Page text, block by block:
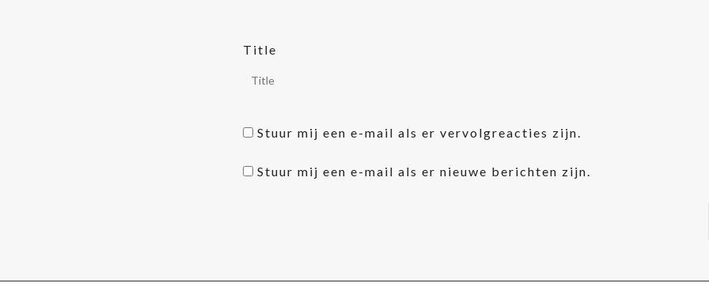
Title
Stuur mij een e-mail als er vervolgreacties zijn.
Stuur mij een e-mail als er nieuwe berichten zijn.